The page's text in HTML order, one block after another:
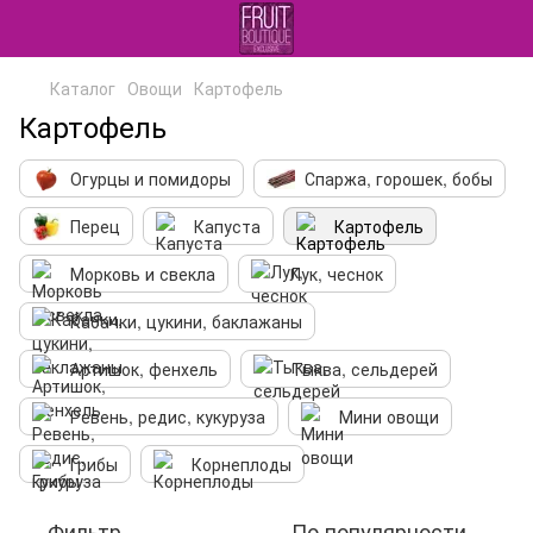
Каталог Овощи Картофель
Картофель
Огурцы и помидоры
Спаржа, горошек, бобы
Перец
Капуста
Картофель
Морковь и свекла
Лук, чеснок
Кабачки, цукини, баклажаны
Артишок, фенхель
Тыква, сельдерей
Ревень, редис, кукуруза
Мини овощи
Грибы
Корнеплоды